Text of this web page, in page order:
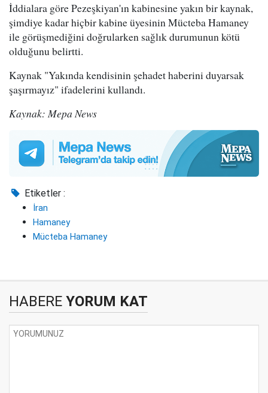
İddialara göre Pezeşkiyan'ın kabinesine yakın bir kaynak,
şimdiye kadar hiçbir kabine üyesinin Mücteba Hamaney
ile görüşmediğini doğrularken sağlık durumunun kötü
olduğunu belirtti.
Kaynak "Yakında kendisinin şehadet haberini duyarsak
şaşırmayız" ifadelerini kullandı.
Kaynak: Mepa News
Etiketler :
İran
Hamaney
Mücteba Hamaney
HABERE YORUM KAT